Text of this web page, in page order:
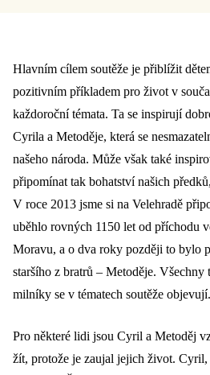
Hlavním cílem soutěže je přiblížit
pozitivním příkladem pro život v
každoroční témata. Ta se inspirují
Cyrila a Metoděje, která se
našeho národa. Může však také
připomínat tak bohatství našich
V roce 2013 jsme si na Velehradě
uběhlo rovných 1150 let od příchodu
Moravu, a o dva roky později to bylo
staršího z bratrů – Metoděje.
milníky se v tématech soutěže objevují.
Pro některé lidi jsou Cyril a Metoděj
žít, protože je zaujal jejich život.